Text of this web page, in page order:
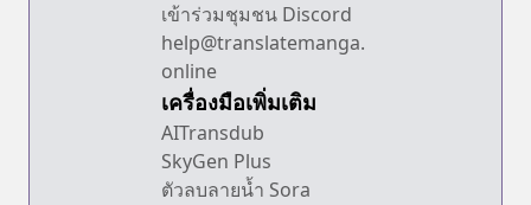
เข้าร่วมชุมชน Discord
help@translatemanga.
online
เครื่องมือเพิ่มเติม
AITransdub
SkyGen Plus
ตัวลบลายน้ำ Sora